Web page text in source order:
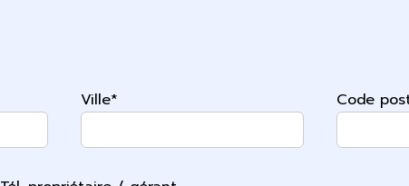
Ville* Code